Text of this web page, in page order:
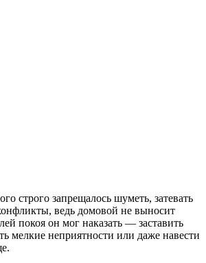
строго запрещалось шуметь, затевать
ведь домовой не выносит
покоя он мог наказать — заставить
мелкие неприятности или даже навести